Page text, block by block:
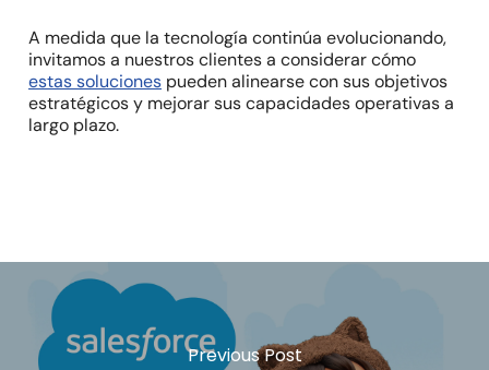
A medida que la tecnología continúa evolucionando,
invitamos a nuestros clientes a considerar cómo
estas soluciones pueden alinearse con sus objetivos
estratégicos y mejorar sus capacidades operativas a
largo plazo.
Previous Post